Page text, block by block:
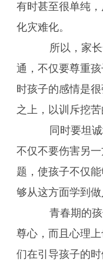
有时甚至很单纯
化灾难化。
所以，家长
通，不仅要尊重
时孩子的感情是
之上，以训斥挖
同时要坦诚
不仅不要伤害另
题，使孩子不仅
够从这方面学到做
青春期的孩
尊心，而且心理
们在引导孩子的